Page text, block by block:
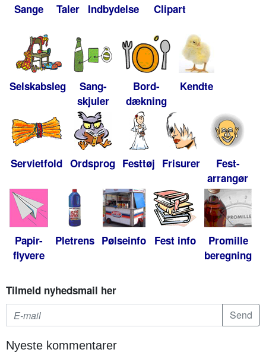
Sange Taler Indbydelse Clipart
Selskabsleg
Sang-
skjuler
Bord-
dækning
Kendte
Servietfold Ordsprog Festtøj Frisurer
Fest-
arrangør
Papir-
flyvere
Pletrens Pølseinfo Fest info
Promille
beregning
Tilmeld nyhedsmail her
Nyeste kommentarer